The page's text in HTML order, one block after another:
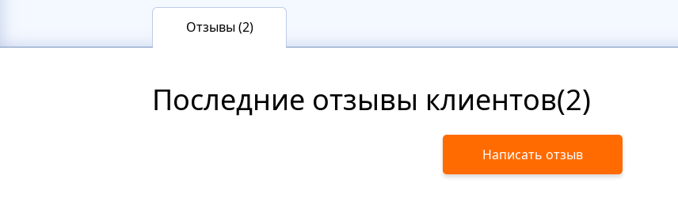
Отзывы (2)
Последние отзывы клиентов(2)
Написать отзыв